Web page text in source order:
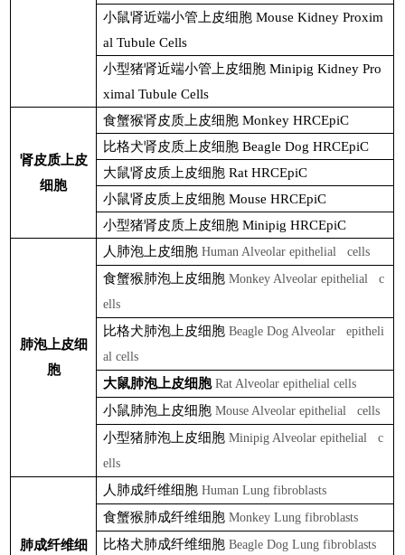
小鼠肾近端小管上皮细胞 Mouse Kidney Proxim
al Tubule Cells
小型猪肾近端小管上皮细胞 Minipig Kidney Pro
ximal Tubule Cells
肾皮质上皮
细胞
食蟹猴肾皮质上皮细胞 Monkey HRCEpiC
比格犬肾皮质上皮细胞 Beagle Dog HRCEpiC
大鼠肾皮质上皮细胞 Rat HRCEpiC
小鼠肾皮质上皮细胞 Mouse HRCEpiC
小型猪肾皮质上皮细胞 Minipig HRCEpiC
肺泡上皮细
胞
人肺泡上皮细胞 Human Alveolar epithelial cells
食蟹猴肺泡上皮细胞 Monkey Alveolar epithelial c
ells
比格犬肺泡上皮细胞 Beagle Dog Alveolar epitheli
al cells
大鼠肺泡上皮细胞Rat Alveolar epithelial cells
小鼠肺泡上皮细胞 Mouse Alveolar epithelial cells
小型猪肺泡上皮细胞 Minipig Alveolar epithelial c
ells
肺成纤维细
人肺成纤维细胞 Human Lung fibroblasts
食蟹猴肺成纤维细胞 Monkey Lung fibroblasts
比格犬肺成纤维细胞 Beagle Dog Lung fibroblasts